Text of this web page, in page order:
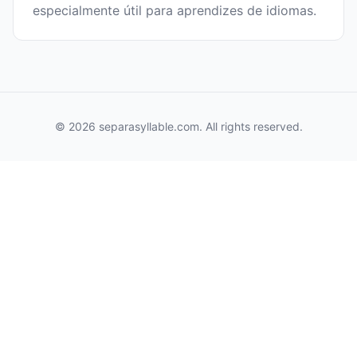
especialmente útil para aprendizes de idiomas.
© 2026 separasyllable.com. All rights reserved.